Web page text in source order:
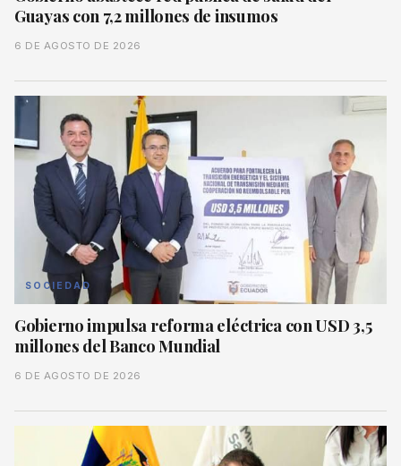
Guayas con 7,2 millones de insumos
6 DE AGOSTO DE 2026
SOCIEDAD
Gobierno impulsa reforma eléctrica con USD 3,5
millones del Banco Mundial
6 DE AGOSTO DE 2026